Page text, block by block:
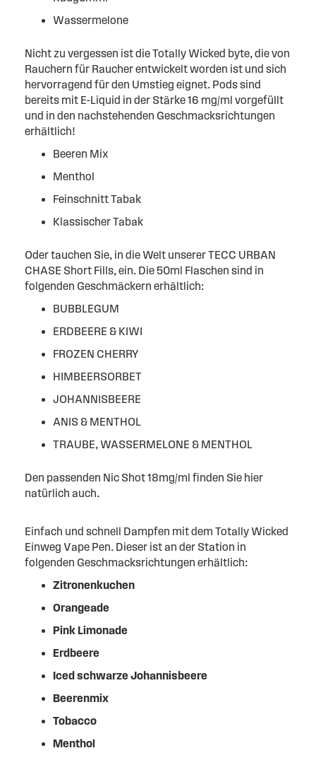
Wassermelone
Nicht zu vergessen ist die Totally Wicked byte, die von
Rauchern für Raucher entwickelt worden ist und sich
hervorragend für den Umstieg eignet. Pods sind
bereits mit E-Liquid in der Stärke 16 mg/ml vorgefüllt
und in den nachstehenden Geschmacksrichtungen
erhältlich!
Beeren Mix
Menthol
Feinschnitt Tabak
Klassischer Tabak
Oder tauchen Sie, in die Welt unserer TECC URBAN
CHASE Short Fills, ein. Die 50ml Flaschen sind in
folgenden Geschmäckern erhältlich:
BUBBLEGUM
ERDBEERE & KIWI
FROZEN CHERRY
HIMBEERSORBET
JOHANNISBEERE
ANIS & MENTHOL
TRAUBE, WASSERMELONE & MENTHOL
Den passenden Nic Shot 18mg/ml finden Sie hier
natürlich auch.
Einfach und schnell Dampfen mit dem Totally Wicked
Einweg Vape Pen. Dieser ist an der Station in
folgenden Geschmacksrichtungen erhältlich:
Zitronenkuchen
Orangeade
Pink Limonade
Erdbeere
Iced schwarze Johannisbeere
Beerenmix
Tobacco
Menthol